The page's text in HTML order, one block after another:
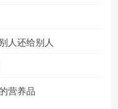
人还给别人
营养品